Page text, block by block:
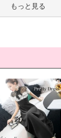
もっと見る